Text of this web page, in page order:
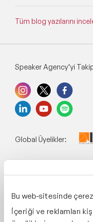
Bu web-sitesinde
İçeriği ve reklamları
Tüm blog yazılarını
Speaker Agency’yi
Global Üyelikler: